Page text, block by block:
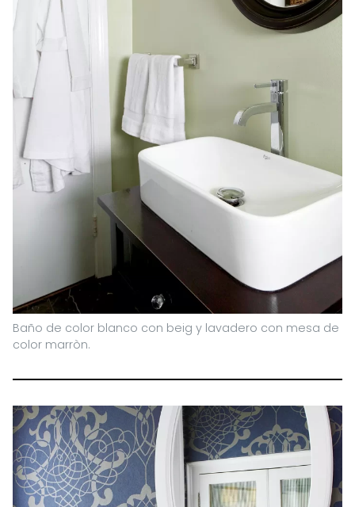
Baño de color blanco con beig y lavadero con mesa de
color marròn.